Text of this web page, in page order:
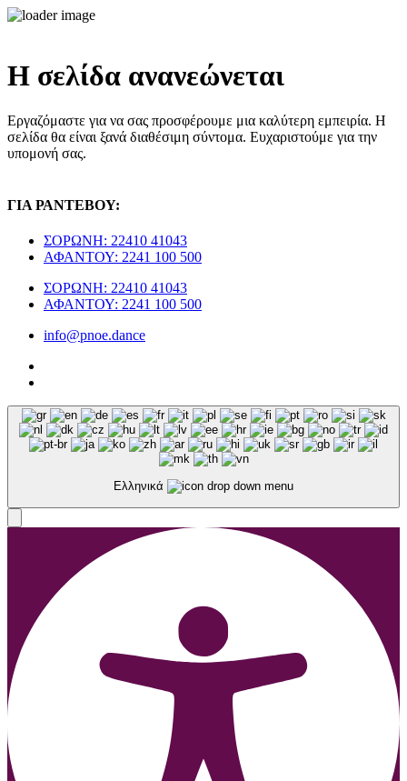
Η σελίδα ανανεώνεται
Εργαζόμαστε για να σας προσφέρουμε μια καλύτερη εμπειρία. Η
σελίδα θα είναι ξανά διαθέσιμη σύντομα. Ευχαριστούμε για την
υπομονή σας.
ΓΙΑ ΡΑΝΤΕΒΟΥ:
ΣΟΡΩΝΗ: 22410 41043
ΑΦΑΝΤΟΥ: 2241 100 500
ΣΟΡΩΝΗ: 22410 41043
ΑΦΑΝΤΟΥ: 2241 100 500
info@pnoe.dance
Ελληνικά